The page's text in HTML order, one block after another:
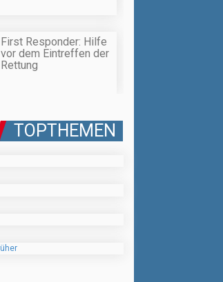
First Responder: Hilfe
vor dem Eintreffen der
Rettung
TOPTHEMEN